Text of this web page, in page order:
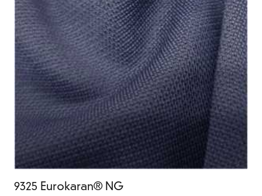
9325 Eurokaran® NG